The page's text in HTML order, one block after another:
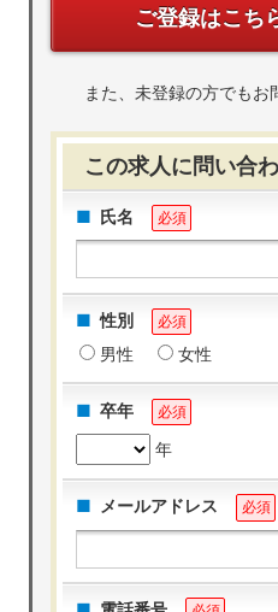
ご登録はこち
また、未登録の方でもお
この求人に問い合
氏名 必須
性別 必須
男性 女性
卒年 必須
年
メールアドレス 必須